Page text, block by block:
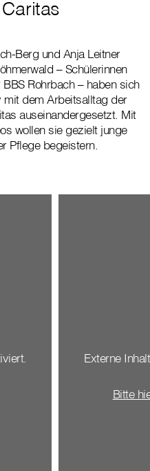
Berg und Anja Leitner
– Schülerinnen
Rohrbach – haben sich
mit dem Arbeitsalltag der
auseinandergesetzt. Mit
wollen sie gezielt junge
Pflege begeistern.
Externe
Bitte